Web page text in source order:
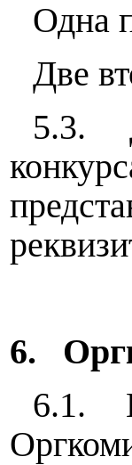
Одна
Две
5.3.
6.
6.1.